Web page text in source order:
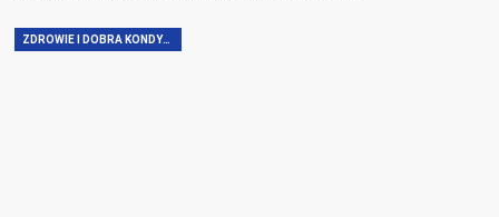
ZDROWIE I DOBRA KONDYCJA